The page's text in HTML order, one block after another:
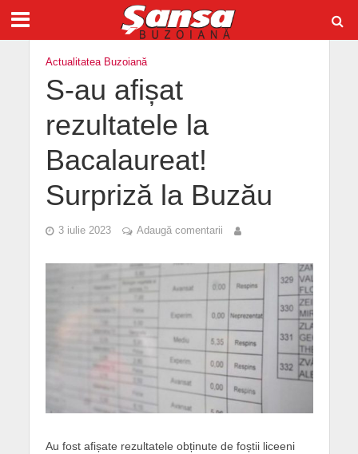
Actualitatea Buzoiană
S-au afișat
rezultatele la
Bacalaureat!
Surpriză la Buzău
3 iulie 2023 Adaugă comentarii
Au fost afișate rezultatele obținute de foștii liceeni